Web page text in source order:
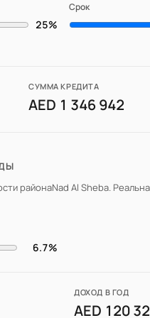
25%
Срок
СУММА КРЕДИТА
AED 1 346 942
районаNad Al Sheba.
6.7%
ДОХОД В ГОД
AED 120